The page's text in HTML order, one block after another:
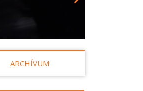
ARCHÍVUM